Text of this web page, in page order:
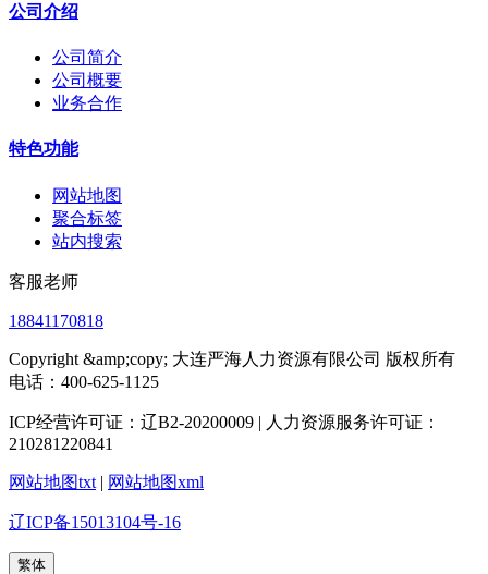
公司介绍
公司简介
公司概要
业务合作
特色功能
网站地图
聚合标签
站内搜索
客服老师
18841170818
Copyright &amp;copy; 大连严海人力资源有限公司 版权所有
电话：400-625-1125
ICP经营许可证：辽B2-20200009 | 人力资源服务许可证：
210281220841
网站地图txt | 网站地图xml
辽ICP备15013104号-16
繁体